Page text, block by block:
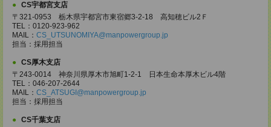
CS宇都宮支店
〒321-0953 栃木県宇都宮市東宿郷3-2-18 高知穂ビル2Ｆ
TEL：0120-923-962
MAIL： CS_UTSUNOMIYA@manpowergroup.jp
担当：採用担当
CS厚木支店
〒243-0014 神奈川県厚木市旭町1-2-1 日本生命本厚木ビル4階
TEL：046-207-2644
MAIL： CS_ATSUGI@manpowergroup.jp
担当：採用担当
CS千葉支店